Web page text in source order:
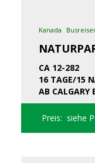
Kanada
CA 12-282
16 TAGE/15
AB CALGARY
Preis: siehe